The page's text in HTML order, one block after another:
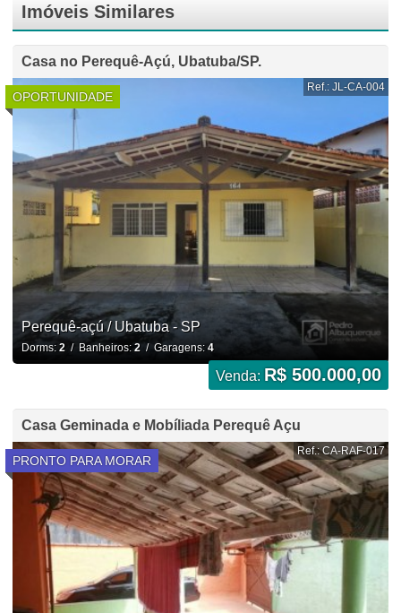
Imóveis Similares
Casa no Perequê-Açú, Ubatuba/SP.
OPORTUNIDADE
Ref.: JL-CA-004
Perequê-açú / Ubatuba - SP
Dorms: 2/ Banheiros: 2/ Garagens: 4
Venda: R$ 500.000,00
Casa Geminada e Mobíliada Perequê Açu
PRONTO PARA MORAR
Ref.: CA-RAF-017